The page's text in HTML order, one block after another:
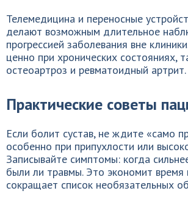
Телемедицина и переносные
делают возможным длительное
прогрессией заболевания вне
ценно при хронических состояниях,
остеоартроз и ревматоидный артрит.
Практические советы
Если болит сустав, не ждите «само
особенно при припухлости или
Записывайте симптомы: когда
были ли травмы. Это экономит время
сокращает список необязательных